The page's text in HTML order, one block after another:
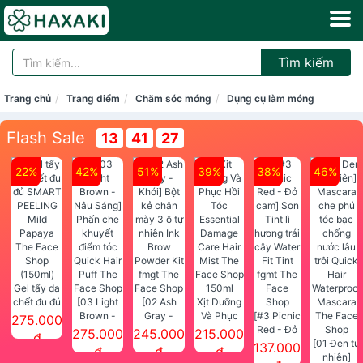
Tìm kiếm
Trang chủ Trang điểm Chăm sóc móng Dụng cụ làm móng
Flash Sale 13 41 27
22%
Gel tẩy da
chết đu đủ
SMART
PEELING
275.000
đ
42%
[03 Light
Brown -
Nâu Sáng]
Phấn che
275.000
đ
51%
[02 Ash
Gray -
Khói] Bột
kẻ chân
245.000
đ
39%
Xịt Dưỡng
Và Phục
Hồi Tóc
Essential
215.000
đ
38%
[#3 Picnic
Red - Đỏ
cam] Son
137.000
46%
[01 Đen tự
nhiên]